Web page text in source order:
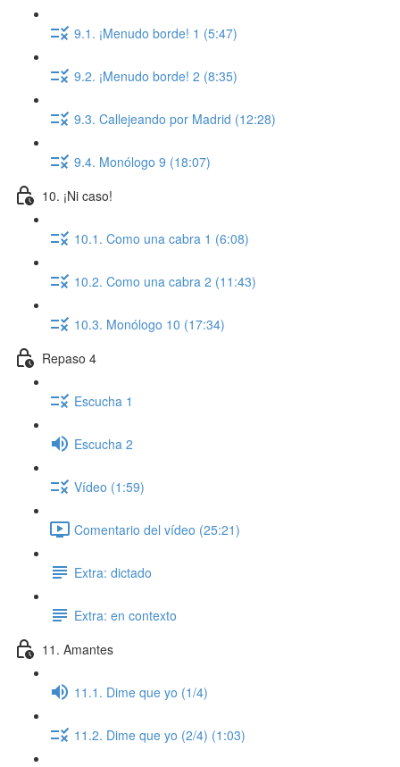
9.1. ¡Menudo borde! 1 (5:47)
9.2. ¡Menudo borde! 2 (8:35)
9.3. Callejeando por Madrid (12:28)
9.4. Monólogo 9 (18:07)
10. ¡Ni caso!
10.1. Como una cabra 1 (6:08)
10.2. Como una cabra 2 (11:43)
10.3. Monólogo 10 (17:34)
Repaso 4
Escucha 1
Escucha 2
Vídeo (1:59)
Comentario del vídeo (25:21)
Extra: dictado
Extra: en contexto
11. Amantes
11.1. Dime que yo (1/4)
11.2. Dime que yo (2/4) (1:03)